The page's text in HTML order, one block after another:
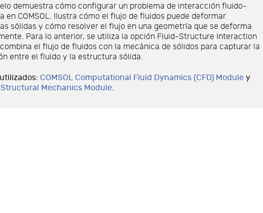
demuestra cómo configurar un problema de interacción fluido-
en COMSOL. Ilustra cómo el flujo de fluidos puede deformar
sólidas y cómo resolver el flujo en una geometría que se deforma
Para lo anterior, se utiliza la opción Fluid-Structure Interaction
combina el flujo de fluidos con la mecánica de sólidos para capturar la
entre el fluido y la estructura sólida.
COMSOL Computational Fluid Dynamics (CFD) Module y
Structural Mechanics Module.